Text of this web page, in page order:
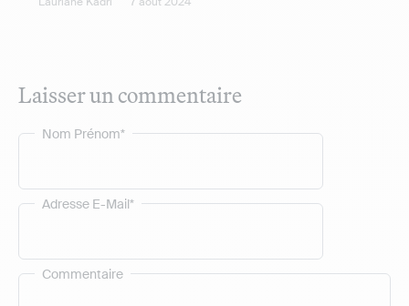
Laisser un commentaire
Commentaire
Nom Prénom*
Adresse E-Mail*